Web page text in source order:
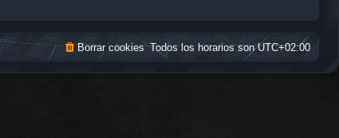
Todos los horarios sonUTC+02:00
Borrar cookies